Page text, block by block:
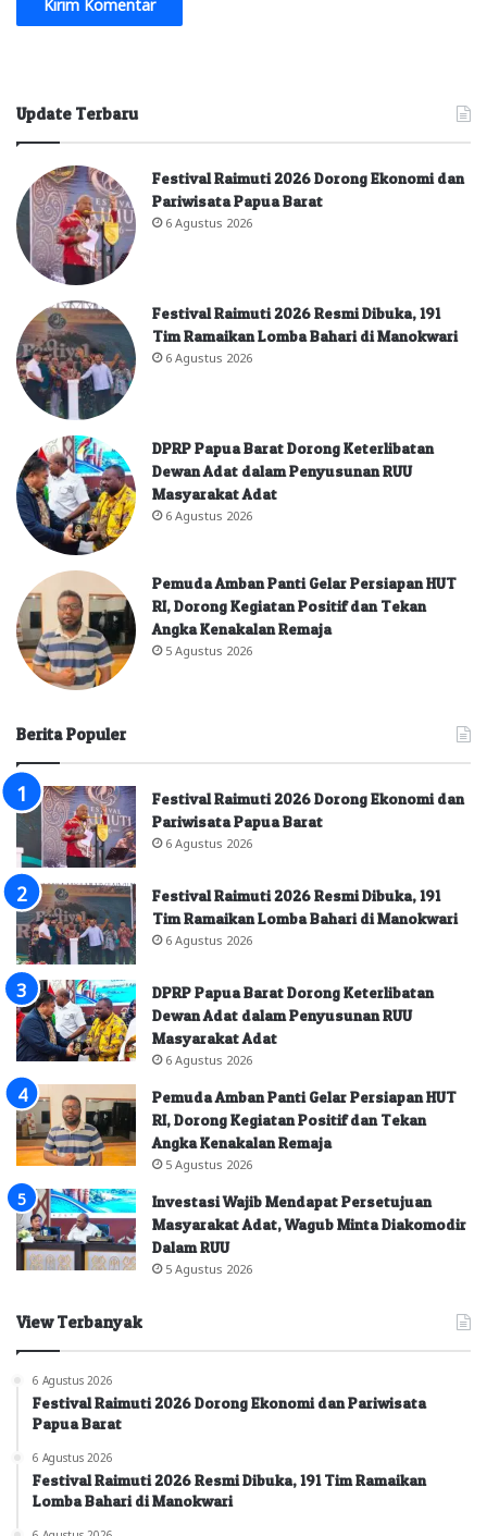
Update Terbaru
Festival Raimuti 2026 Dorong Ekonomi dan
Pariwisata Papua Barat
6 Agustus 2026
Festival Raimuti 2026 Resmi Dibuka, 191
Tim Ramaikan Lomba Bahari di Manokwari
6 Agustus 2026
DPRP Papua Barat Dorong Keterlibatan
Dewan Adat dalam Penyusunan RUU
Masyarakat Adat
6 Agustus 2026
Pemuda Amban Panti Gelar Persiapan HUT
RI, Dorong Kegiatan Positif dan Tekan
Angka Kenakalan Remaja
5 Agustus 2026
Berita Populer
Festival Raimuti 2026 Dorong Ekonomi dan
Pariwisata Papua Barat
6 Agustus 2026
Festival Raimuti 2026 Resmi Dibuka, 191
Tim Ramaikan Lomba Bahari di Manokwari
6 Agustus 2026
DPRP Papua Barat Dorong Keterlibatan
Dewan Adat dalam Penyusunan RUU
Masyarakat Adat
6 Agustus 2026
Pemuda Amban Panti Gelar Persiapan HUT
RI, Dorong Kegiatan Positif dan Tekan
Angka Kenakalan Remaja
5 Agustus 2026
Investasi Wajib Mendapat Persetujuan
Masyarakat Adat, Wagub Minta Diakomodir
Dalam RUU
5 Agustus 2026
View Terbanyak
6 Agustus 2026
Festival Raimuti 2026 Dorong Ekonomi dan Pariwisata
Papua Barat
6 Agustus 2026
Festival Raimuti 2026 Resmi Dibuka, 191 Tim Ramaikan
Lomba Bahari di Manokwari